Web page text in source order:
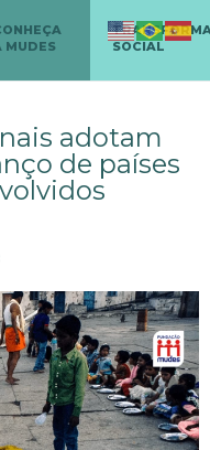
MUDES
SOCIAL
adotam
de países